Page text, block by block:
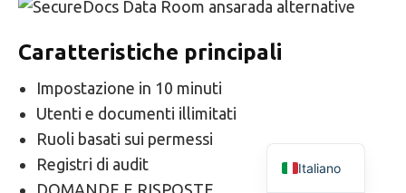
Caratteristiche principali
Impostazione in 10 minuti
Utenti e documenti illimitati
Ruoli basati sui permessi
Registri di audit
DOMANDE E RISPOSTE
Italiano